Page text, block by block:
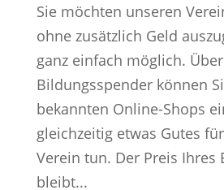
Sie möchten unseren
ohne zusätzlich Geld
ganz einfach möglich. Über
Bildungsspender können
bekannten Online-Shops
gleichzeitig etwas Gutes
Verein tun. Der Preis Ihres
bleibt...